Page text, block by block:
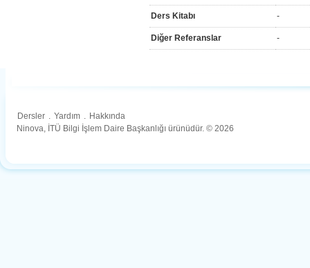
Ders Kitabı -
Diğer Referanslar -
Dersler . Yardım . Hakkında
Ninova, İTÜ Bilgi İşlem Daire Başkanlığı ürünüdür. © 2026